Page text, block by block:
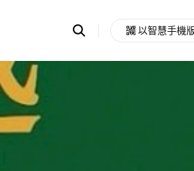
Search
OpenChats
messages
search
以智慧手機